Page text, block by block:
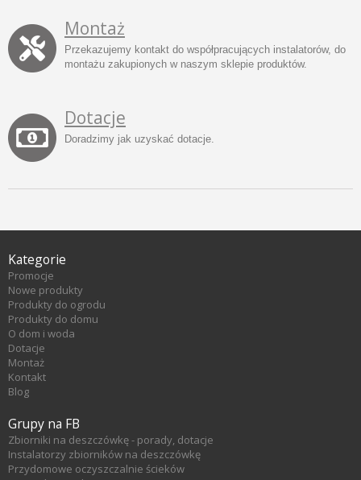
Montaż
Przekazujemy kontakt do współpracujących instalatorów, do
montażu zakupionych w naszym sklepie produktów.
Dotacje
Doradzimy jak uzyskać dotacje.
Kategorie
Promocje
Nowe produkty
Produkty do ogrodu
Produkty do domu
O dom i woda
Dotacje
Montaż
Kontakt
Blog
Grupy na FB
Zbiorniki na deszczówkę - porady, dotacje
Instalatorzy zbiorników na deszczówkę
Przydomowe oczyszczalnie ścieków